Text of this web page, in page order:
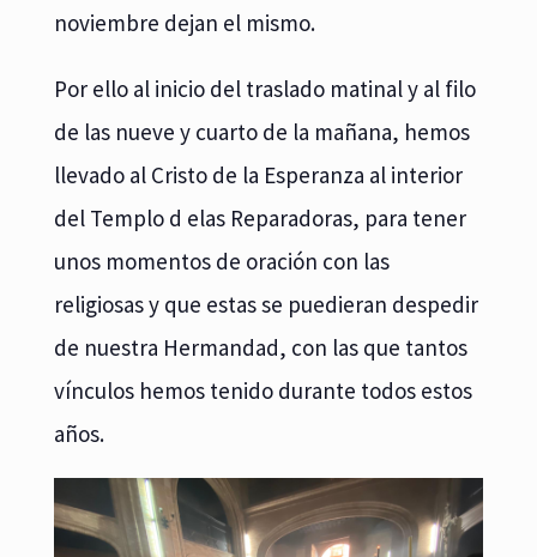
noviembre dejan el mismo.
Por ello al inicio del traslado matinal y al filo
de las nueve y cuarto de la mañana, hemos
llevado al Cristo de la Esperanza al interior
del Templo d elas Reparadoras, para tener
unos momentos de oración con las
religiosas y que estas se puedieran despedir
de nuestra Hermandad, con las que tantos
vínculos hemos tenido durante todos estos
años.